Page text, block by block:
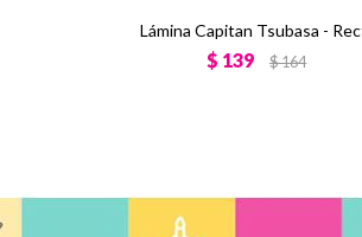
Lámina Capitan Tsubasa -
$ 139 $164